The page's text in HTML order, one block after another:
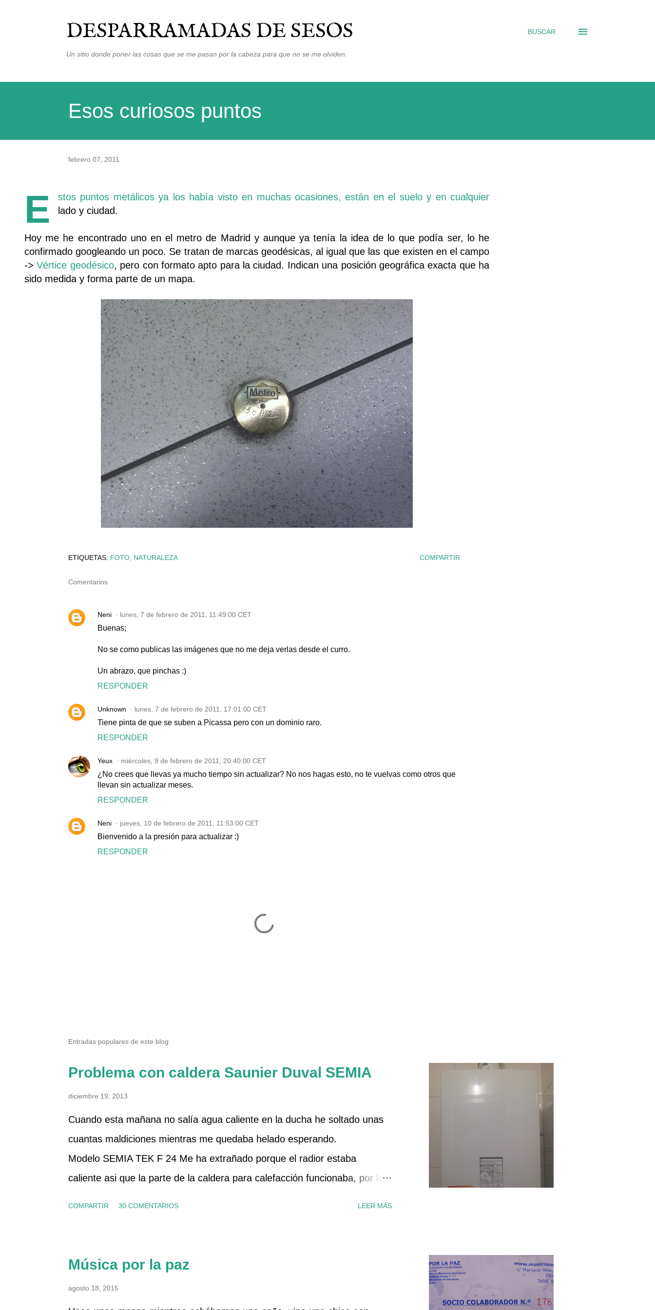
DESPARRAMADAS DE SESOS
Un sitio donde poner las cosas que se me pasan por la cabeza para que no se me olviden.
BUSCAR
Esos curiosos puntos
febrero 07, 2011
E
stos puntos metálicos ya los había visto en muchas ocasiones, están en el suelo y en cualquier
lado y ciudad.
Hoy me he encontrado uno en el metro de Madrid y aunque ya tenía la idea de lo que podía ser, lo he
confirmado googleando un poco. Se tratan de marcas geodésicas, al igual que las que existen en el campo
->Vértice geodésico, pero con formato apto para la ciudad. Indican una posición geográfica exacta que ha
sido medida y forma parte de un mapa.
ETIQUETAS: FOTO NATURALEZA COMPARTIR
Comentarios
Neni lunes, 7 de febrero de 2011, 11:49:00 CET
Buenas;
No se como publicas las imágenes que no me deja verlas desde el curro.
Un abrazo, que pinchas :)
RESPONDER
Unknown lunes, 7 de febrero de 2011, 17:01:00 CET
Tiene pinta de que se suben a Picassa pero con un dominio raro.
RESPONDER
Yeux miércoles, 9 de febrero de 2011, 20:40:00 CET
¿No crees que llevas ya mucho tiempo sin actualizar? No nos hagas esto, no te vuelvas como otros que
llevan sin actualizar meses.
RESPONDER
Neni jueves, 10 de febrero de 2011, 11:53:00 CET
Bienvenido a la presión para actualizar :)
RESPONDER
i
a
r
n
o
e
t
r
o
Entradas populares de este blog
Problema con caldera Saunier Duval SEMIA
diciembre 19, 2013
Cuando esta mañana no salía agua caliente en la ducha he soltado unas
cuantas maldiciones mientras me quedaba helado esperando.
Modelo SEMIA TEK F 24 Me ha extrañado porque el radior estaba
caliente asi que la parte de la caldera para calefacción funcionaba, por lo
manual en pdf y he visto que tiene un filtro en la entrada del circuito de
agua sanitaria, asi que me he dispuesto ha echarle un ojo. Por supuesto lo
he desconectado de la corriente, he cortado el gas y la llave de entrada de
COMPARTIR 30 COMENTARIOS LEER MÁS
Música por la paz
agosto 18, 2015